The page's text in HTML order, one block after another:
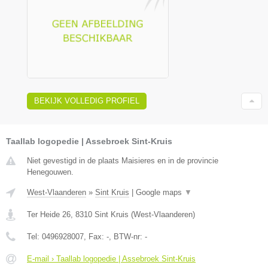
BEKIJK VOLLEDIG PROFIEL
Taallab logopedie | Assebroek Sint-Kruis
Niet gevestigd in de plaats Maisieres en in de provincie
Henegouwen.
West-Vlaanderen » Sint Kruis | Google maps ▼
Ter Heide 26 8310 Sint Kruis (West-Vlaanderen)
Tel: 0496928007 , Fax: - , BTW-nr: -
E-mail › Taallab logopedie | Assebroek Sint-Kruis